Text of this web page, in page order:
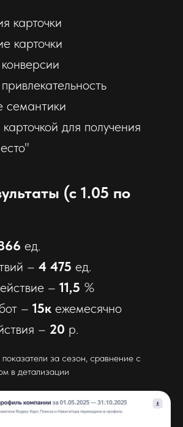
карточки
карточки
семантики
для получения
(с 1.05 по
ед.
– 4 475 ед.
– 11,5 %
– 15к ежемесячно
– 20 р.
за сезон, сравнение с
в детализации